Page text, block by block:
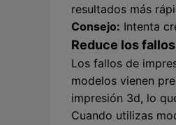
resultados más
Consejo: Intenta
Reduce los
Los fallos de
modelos vienen
impresión 3d, lo
Cuando utilizas